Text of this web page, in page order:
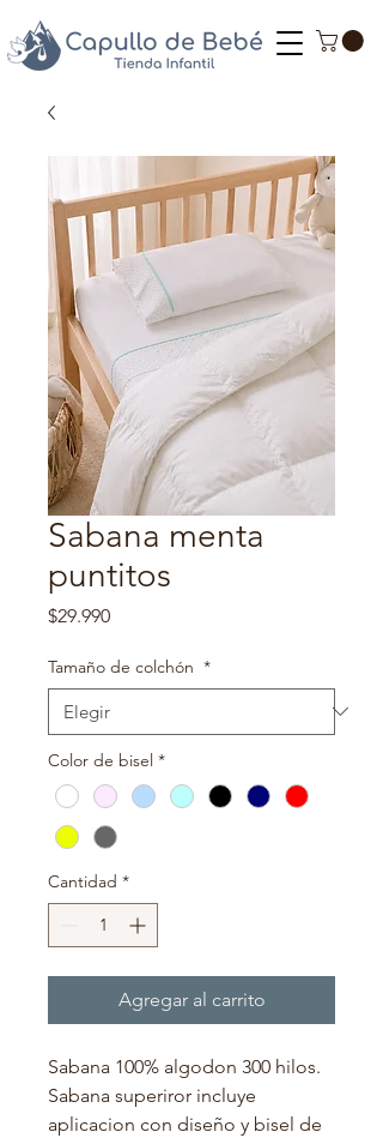
Sabana menta
puntitos
$29.990Precio
Tamaño de colchón *
Color de bisel *
Cantidad *
Agregar al carrito
Sabana 100% algodon 300 hilos.
Sabana superiror incluye
aplicacion con diseño y bisel de